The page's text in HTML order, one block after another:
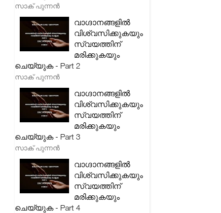
സാക് പുന്നൻ
വാഗ്ദാനങ്ങളിൽ
വിശ്വസിക്കുകയും
സ്വയത്തിന്
മരിക്കുകയും
ചെയ്യുക - Part 2
സാക് പുന്നൻ
വാഗ്ദാനങ്ങളിൽ
വിശ്വസിക്കുകയും
സ്വയത്തിന്
മരിക്കുകയും
ചെയ്യുക - Part 3
സാക് പുന്നൻ
വാഗ്ദാനങ്ങളിൽ
വിശ്വസിക്കുകയും
സ്വയത്തിന്
മരിക്കുകയും
ചെയ്യുക - Part 4